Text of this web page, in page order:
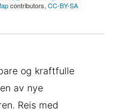
contributors, CC-BY-SA
og kraftfulle
av nye
Reis med